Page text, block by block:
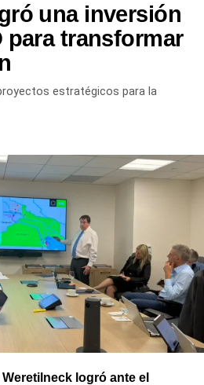
una inversión
para transformar
estratégicos para la
logró ante el